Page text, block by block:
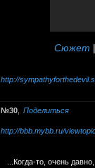
Сюжет
http://
Поделиться
30
http://bbb.mybb.ru/
...Когда-то, очень